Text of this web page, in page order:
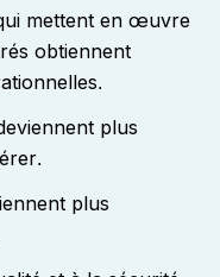
organisations
améliorent la
de travail
mettent en œuvre
obtiennent
.
plus
.
plus